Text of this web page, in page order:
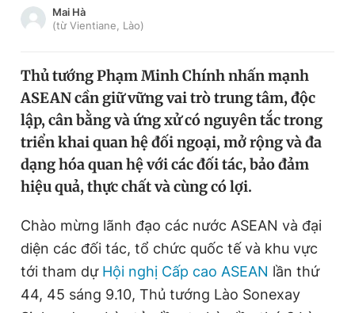
Chào ngày mới
Video Magazine
Sản phẩm khác
Tiện ích Bạn cần biết
Thông tin tòa soạn Liên hệ quảng cáo
Mai Hà
(từ Vientiane, Lào)
Thủ tướng Phạm Minh Chính nhấn mạnh
ASEAN cần giữ vững vai trò trung tâm, độc
lập, cân bằng và ứng xử có nguyên tắc trong
triển khai quan hệ đối ngoại, mở rộng và đa
dạng hóa quan hệ với các đối tác, bảo đảm
hiệu quả, thực chất và cùng có lợi.
Chào mừng lãnh đạo các nước ASEAN và đại
diện các đối tác, tổ chức quốc tế và khu vực
tới tham dự Hội nghị Cấp cao ASEAN lần thứ
44, 45 sáng 9.10, Thủ tướng Lào Sonexay